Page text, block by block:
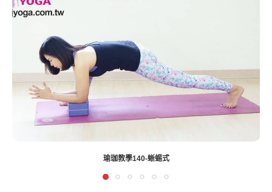
高雄統一阪急夢時代TENDAYS樂活肩頸講座~